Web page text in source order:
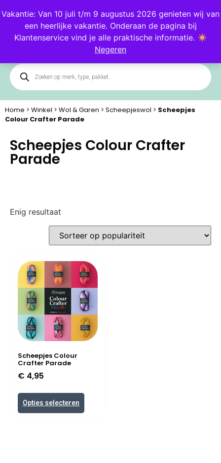
Vakantie: Van 10 juli t/m 9 augustus 2026 genieten wij van
een heerlijke vakantie. Onderaan de pagina bij
Klantenservice vind je alle praktische informatie.
Negeren
BlogKlantenservice
Home > Winkel > Wol & Garen > Scheepjeswol > Scheepjes
Colour Crafter Parade
Scheepjes Colour Crafter
Parade
Enig resultaat
Scheepjes Colour
Crafter Parade
€ 4,95
Opties selecteren